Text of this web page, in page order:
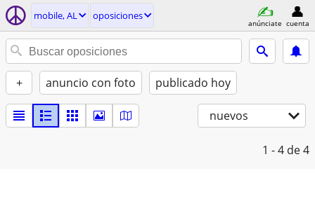
mobile, AL oposiciones
anúnciate cuenta
+ anuncio con foto publicado hoy
nuevos
1 - 4 de 4